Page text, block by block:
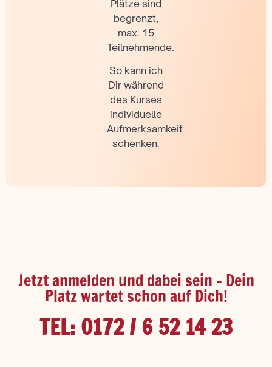
Plätze sind
begrenzt,
max. 15
Teilnehmende.
So kann ich
Dir während
des Kurses
individuelle
Aufmerksamkeit
schenken.
Jetzt anmelden und dabei sein – Dein
Platz wartet schon auf Dich!
TEL: 0172 / 6 52 14 23